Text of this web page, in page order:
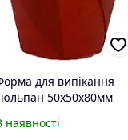
для випікання
50х50х80мм
наявності